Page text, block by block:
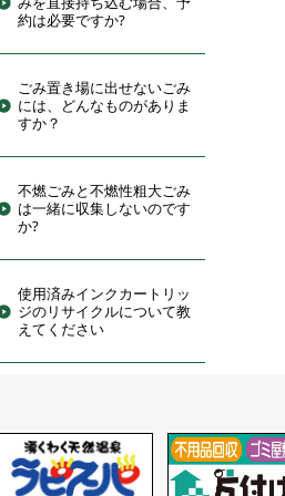
約は必要ですか?
ごみ置き場に出せないごみ
には、どんなものがありま
すか？
不燃ごみと不燃性粗大ごみ
は一緒に収集しないのです
か?
使用済みインクカートリッ
ジのリサイクルについて教
えてください